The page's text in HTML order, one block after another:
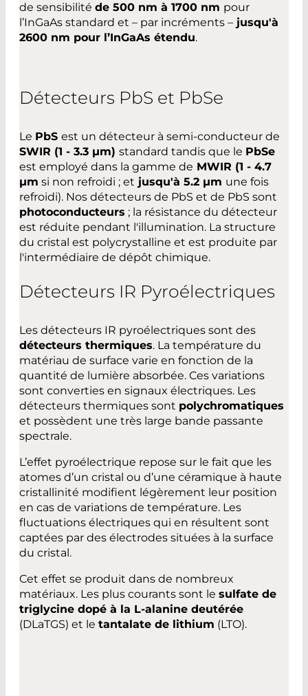
de sensibilité de 500 nm à 1700 nm pour
l’InGaAs standard et – par incréments – jusqu'à
2600 nm pour l’InGaAs étendu.
Détecteurs PbS et PbSe
Le PbS est un détecteur à semi-conducteur de
SWIR (1 - 3.3 µm) standard tandis que le PbSe
est employé dans la gamme de MWIR (1 - 4.7
µm si non refroidi ; et jusqu'à 5.2 µm une fois
refroidi). Nos détecteurs de PbS et de PbS sont
photoconducteurs ; la résistance du détecteur
est réduite pendant l'illumination. La structure
du cristal est polycrystalline et est produite par
l'intermédiaire de dépôt chimique.
Détecteurs IR Pyroélectriques
Les détecteurs IR pyroélectriques sont des
détecteurs thermiques. La température du
matériau de surface varie en fonction de la
quantité de lumière absorbée. Ces variations
sont converties en signaux électriques. Les
détecteurs thermiques sont polychromatiques
et possèdent une très large bande passante
spectrale.
L’effet pyroélectrique repose sur le fait que les
atomes d’un cristal ou d’une céramique à haute
cristallinité modifient légèrement leur position
en cas de variations de température. Les
fluctuations électriques qui en résultent sont
captées par des électrodes situées à la surface
du cristal.
Cet effet se produit dans de nombreux
matériaux. Les plus courants sont le sulfate de
triglycine dopé à la L-alanine deutérée
(DLaTGS) et le tantalate de lithium (LTO).